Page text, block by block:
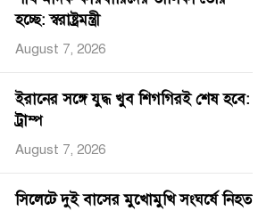
হচ্ছে: স্বরাষ্ট্রমন্ত্রী
August 7, 2026
ইরানের সঙ্গে যুদ্ধ খুব শিগগিরই শেষ হবে:
ট্রাম্প
August 7, 2026
সিলেটে দুই বাসের মুখোমুখি সংঘর্ষে নিহত